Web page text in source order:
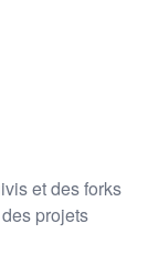
et des forks
projets